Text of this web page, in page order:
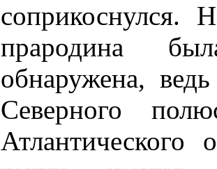
соприкоснулся.
прародина
обнаружена,
Северного